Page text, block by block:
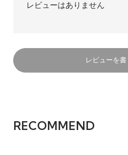
レビューはありません
レビューを書
RECOMMEND